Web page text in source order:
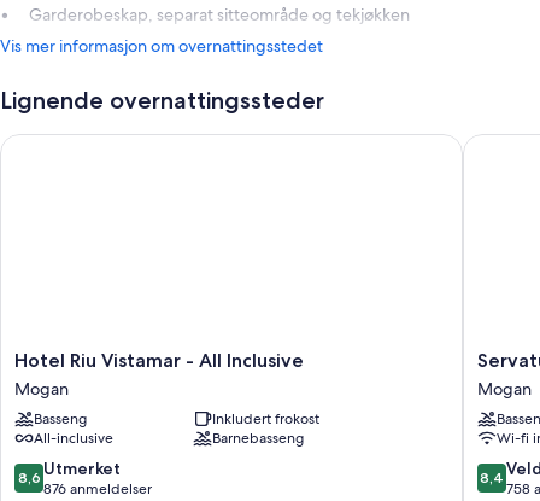
Garderobeskap, separat sitteområde og tekjøkken
Vis mer informasjon om overnattingsstedet
Lignende overnattingssteder
Hotel
Riu
Vistamar
-
All
Inclusive
Mogan
Hotel Riu Vistamar - All Inclusive
Mogan
Basseng
Inkludert frokost
All-inclusive
Barnebasseng
8.6
av
8,6 Utmerket
876 anmeldelser
Hotel Riu Vistamar - All Inclusive
Servatur
Green
Beach
Mogan
Mogan
Wi-fi
8.4
av
8,4
758